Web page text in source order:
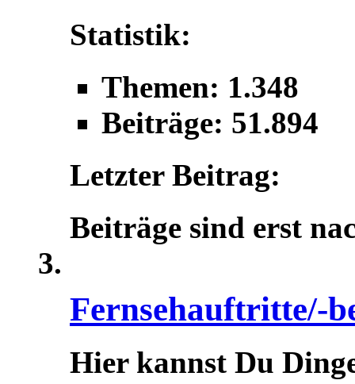
Statistik:
Themen: 1.348
Beiträge: 51.894
Letzter Beitrag:
Beiträge sind erst
Fernsehauftritte/-
Hier kannst Du